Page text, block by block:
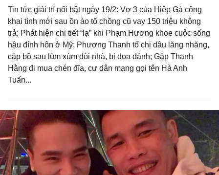
Tin tức giải trí nổi bật ngày 19/2: Vợ 3 của Hiệp Gà công
khai tình mới sau ồn ào tố chồng cũ vay 150 triệu không
trả; Phát hiện chi tiết “lạ” khi Phạm Hương khoe cuộc sống
hậu đính hôn ở Mỹ; Phương Thanh tố chị dâu lăng nhăng,
cặp bồ sau lùm xùm đòi nhà, bị dọa đánh; Gặp Thanh
Hằng đi mua chén đĩa, cư dân mạng gọi tên Hà Anh
Tuấn...